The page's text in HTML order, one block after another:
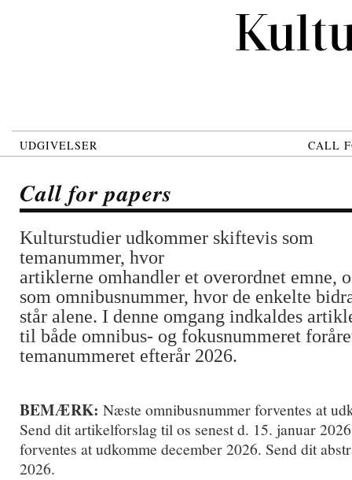
UDGIVELSER CALL
Call for papers
Kulturstudier udkommer skiftevis som
temanummer, hvor
artiklerne omhandler et overordnet emne,
som omnibusnummer, hvor de enkelte
står alene. I denne omgang indkaldes
til både omnibus- og fokusnummeret
temanummeret efterår 2026.
BEMÆRK: Næste omnibusnummer forventes at
Send dit artikelforslag til os senest d. 15. januar
forventes at udkomme december 2026. Send dit
2026.